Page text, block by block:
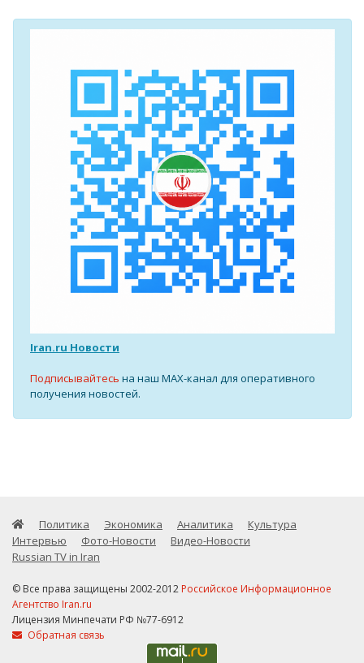
Iran.ru Новости
Подписывайтесь на наш MAX-канал для оперативного
получения новостей.
Политика Экономика Аналитика
Культура
Интервью
Фото-Новости
Видео-Новости
Russian TV in Iran
© Все права защищены 2002-2012 Российское Информационное
Агентство Iran.ru
Лицензия Минпечати РФ №77-6912
Обратная связь